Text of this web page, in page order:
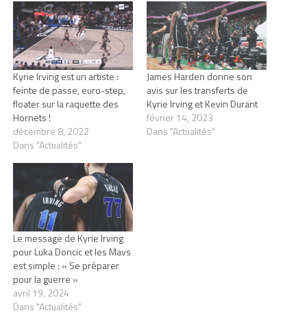
Kyrie Irving est un artiste :
feinte de passe, euro-step,
floater sur la raquette des
Hornets !
décembre 8, 2022
Dans "Actualités"
James Harden donne son
avis sur les transferts de
Kyrie Irving et Kevin Durant
février 14, 2023
Dans "Actualités"
Le message de Kyrie Irving
pour Luka Doncic et les Mavs
est simple : « Se préparer
pour la guerre »
avril 19, 2024
Dans "Actualités"